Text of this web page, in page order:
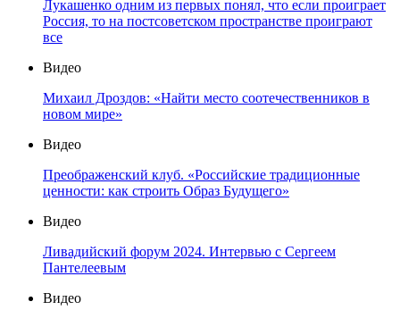
Лукашенко одним из первых понял, что если проиграет
Россия, то на постсоветском пространстве проиграют
все
Видео
Михаил Дроздов: «Найти место соотечественников в
новом мире»
Видео
Преображенский клуб. «Российские традиционные
ценности: как строить Образ Будущего»
Видео
Ливадийский форум 2024. Интервью с Сергеем
Пантелеевым
Видео